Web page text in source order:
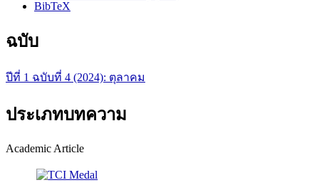
BibTeX
ฉบับ
ปีที่ 1 ฉบับที่ 4 (2024): ตุลาคม
ประเภทบทความ
Academic Article